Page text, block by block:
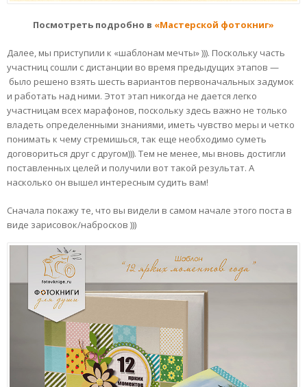
Посмотреть подробно в «Мастерской фотокниг»
Далее, мы приступили к «шаблонам мечты» ))). Поскольку часть
участниц сошли с дистанции во время предыдущих этапов —
было решено взять шесть вариантов первоначальных задумок
и работать над ними. Этот этап никогда не дается легко
участницам всех марафонов, поскольку здесь важно не только
владеть определенными знаниями, иметь чувство меры и четко
понимать к чему стремишься, так еще необходимо суметь
договориться друг с другом))). Тем не менее, мы вновь достигли
поставленных целей и получили вот такой результат. А
насколько он вышел интересным судить вам!
Сначала покажу те, что вы видели в самом начале этого поста в
виде зарисовок/набросков )))